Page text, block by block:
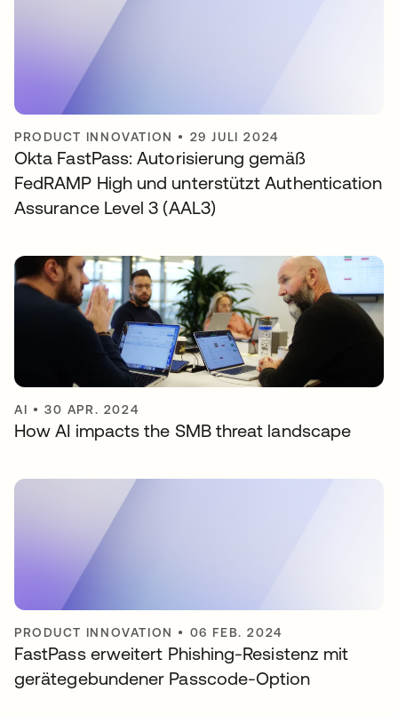
PRODUCT INNOVATION • 29 JULI 2024
Okta FastPass: Autorisierung gemäß
FedRAMP High und unterstützt Authentication
Assurance Level 3 (AAL3)
AI •30 APR. 2024
How AI impacts the SMB threat landscape
PRODUCT INNOVATION • 06 FEB. 2024
FastPass erweitert Phishing-Resistenz mit
gerätegebundener Passcode-Option